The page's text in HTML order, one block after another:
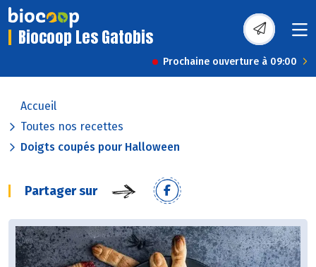
Biocoop Les Gatobis
Prochaine ouverture à 09:00
Accueil
Toutes nos recettes
Doigts coupés pour Halloween
Partager sur